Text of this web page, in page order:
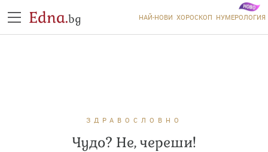
Edna.bg НАЙ-НОВИ ХОРОСКОП НУМЕРОЛОГИЯ
ЗДРАВОСЛОВНО
Чудо? Не, череши!